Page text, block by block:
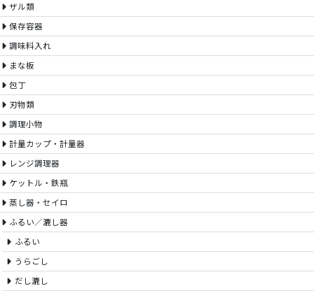
ザル類
保存容器
調味料入れ
まな板
包丁
刃物類
調理小物
計量カップ・計量器
レンジ調理器
ケットル・鉄瓶
蒸し器・セイロ
ふるい／漉し器
ふるい
うらごし
だし漉し